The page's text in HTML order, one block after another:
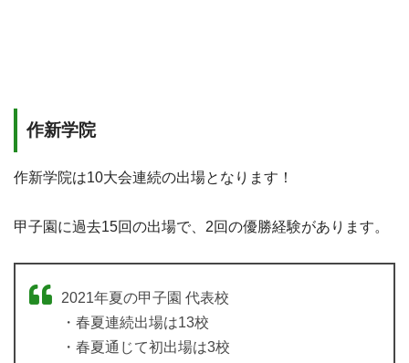
作新学院
作新学院は10大会連続の出場となります！
甲子園に過去15回の出場で、2回の優勝経験があります。
2021年夏の甲子園 代表校
・春夏連続出場は13校
・春夏通じて初出場は3校